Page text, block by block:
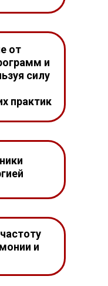
и
от
и
силу
практик